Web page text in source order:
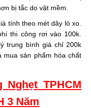
bị tắc do vật mềm.
tính theo mét dây lò xo.
thi công rơi vào 100k.
trung bình giá chỉ 200k
mua sản phẩm hóa chất
Nghẹt TPHCM
3 Năm